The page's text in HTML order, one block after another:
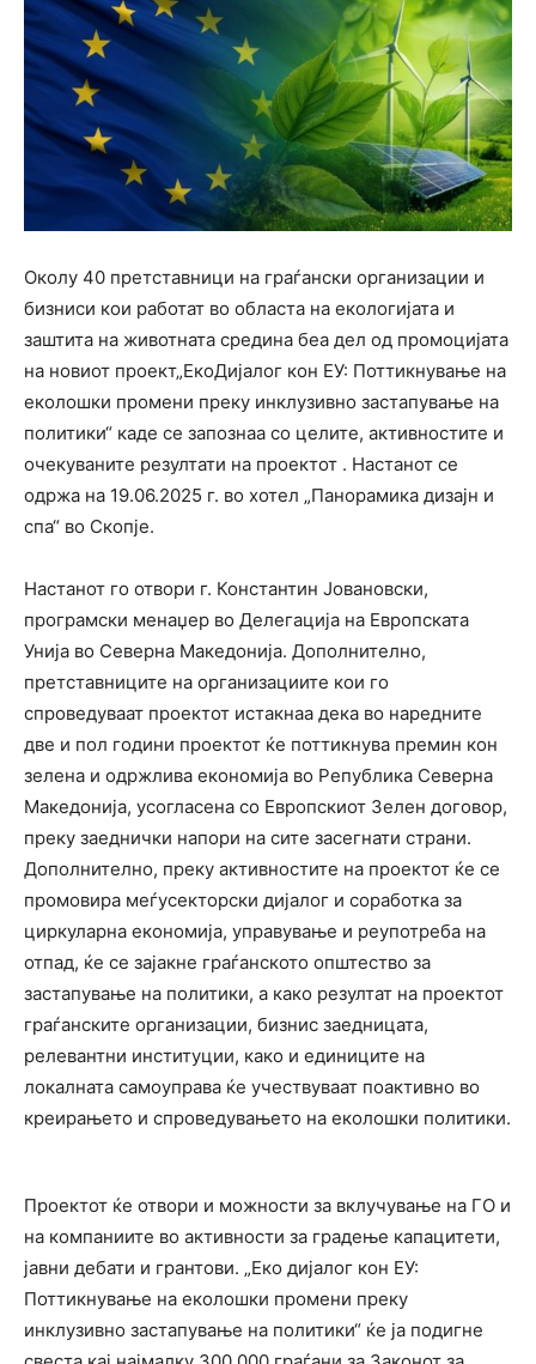
Околу 40 претставници на граѓански организации и
бизниси кои работат во областа на екологијата и
заштита на животната средина беа дел од промоцијата
на новиот проект„ЕкоДијалог кон ЕУ: Поттикнување на
еколошки промени преку инклузивно застапување на
политики“ каде се запознаа со целите, активностите и
очекуваните резултати на проектот . Настанот се
одржа на 19.06.2025 г. во хотел „Панорамика дизајн и
спа“ во Скопје.
Настанот го отвори г. Константин Јовановски,
програмски менаџер во Делегација на Европската
Унија во Северна Македонија. Дополнително,
претставниците на организациите кои го
спроведуваат проектот истакнаа дека во наредните
две и пол години проектот ќе поттикнува премин кон
зелена и одржлива економија во Република Северна
Македонија, усогласена со Европскиот Зелен договор,
преку заеднички напори на сите засегнати страни.
Дополнително, преку активностите на проектот ќе се
промовира меѓусекторски дијалог и соработка за
циркуларна економија, управување и реупотреба на
отпад, ќе се зајакне граѓанското општество за
застапување на политики, а како резултат на проектот
граѓанските организации, бизнис заедницата,
релевантни институции, како и единиците на
локалната самоуправа ќе учествуваат поактивно во
креирањето и спроведувањето на еколошки политики.
Проектот ќе отвори и можности за вклучување на ГО и
на компаниите во активности за градење капацитети,
јавни дебати и грантови. „Еко дијалог кон ЕУ:
Поттикнување на еколошки промени преку
инклузивно застапување на политики“ ќе ја подигне